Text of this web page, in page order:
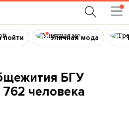
пойти Уличная мода
БГУ
человека